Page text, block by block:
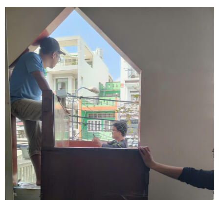
Khi có nhu cầu chuyển dọn tổ ấm hoặc thay đổi không gian sống,
việc tháo ráp các hạng mục nội thất đắt tiền này trở thành một thử
thách kỹ thuật lớn đòi hỏi tay nghề thợ mộc chuyên sâu. Chuyển
nhà Khôi Nguyên mang đến giải pháp tháo ráp giường tủ trọn gói
chuyên nghiệp tại Quận 7, cam kết bảo vệ vẹn nguyên mọi cấu trúc
mộc và giá trị thẩm mỹ của tài sản.